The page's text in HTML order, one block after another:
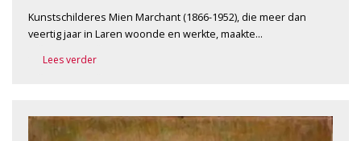
Kunstschilderes Mien Marchant (1866-1952), die meer dan
veertig jaar in Laren woonde en werkte, maakte…
Lees verder